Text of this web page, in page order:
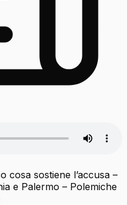
cosa sostiene l’accusa –
e Palermo – Polemiche